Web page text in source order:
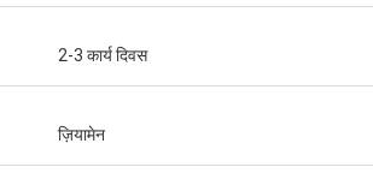
2-3 कार्य दिवस
ज़ियामेन